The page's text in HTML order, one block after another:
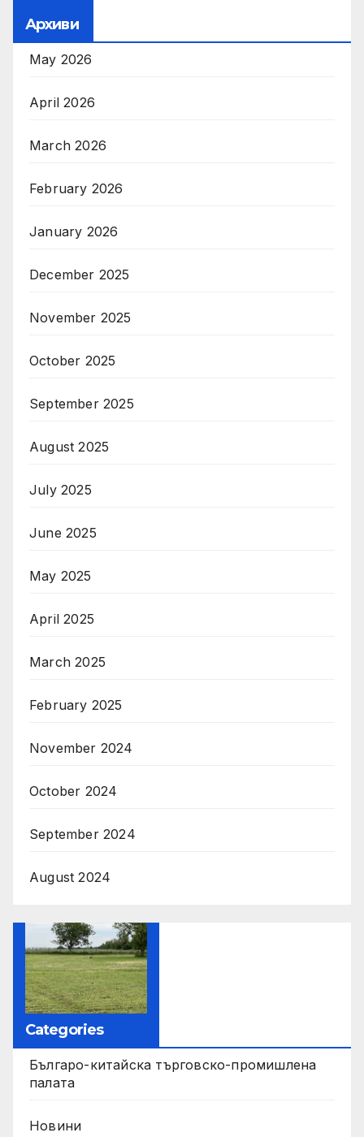
Архиви
May 2026
April 2026
March 2026
February 2026
January 2026
December 2025
November 2025
October 2025
September 2025
August 2025
July 2025
June 2025
May 2025
April 2025
March 2025
February 2025
November 2024
October 2024
September 2024
August 2024
Categories
Българо-китайска търговско-промишлена
палата
Новини